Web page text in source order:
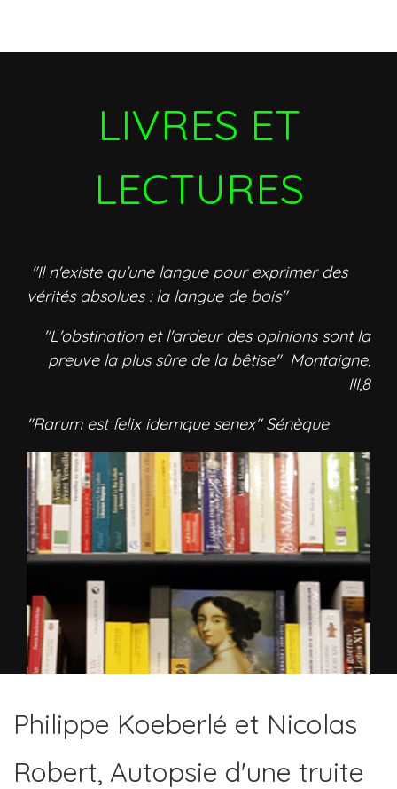
LIVRES ET
LECTURES
"Il n'existe qu'une langue pour exprimer des
vérités absolues : la langue de bois"
"L'obstination et l'ardeur des opinions sont la
preuve la plus sûre de la bêtise" Montaigne,
III,8
"Rarum est felix idemque senex" Sénèque
Philippe Koeberlé et Nicolas
Robert, Autopsie d'une truite